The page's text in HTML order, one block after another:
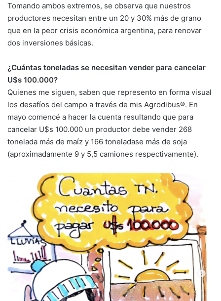
Tomando ambos extremos, se observa que nuestros
productores necesitan entre un 20 y 30% más de grano
que en la peor crisis económica argentina, para renovar
dos inversiones básicas.
¿Cuántas toneladas se necesitan vender para cancelar
U$s 100.000?
Quienes me siguen, saben que represento en forma visual
los desafíos del campo a través de mis Agrodibus®. En
mayo comencé a hacer la cuenta resultando que para
cancelar U$s 100.000 un productor debe vender 268
tonelada más de maíz y 166 toneladase más de soja
(aproximadamente 9 y 5,5 camiones respectivamente).